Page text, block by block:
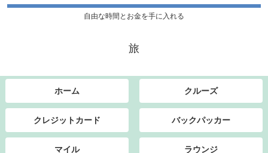
自由な時間とお金を手に入れる
旅
ホーム クルーズ
クレジットカード バックパッカー
マイル ラウンジ